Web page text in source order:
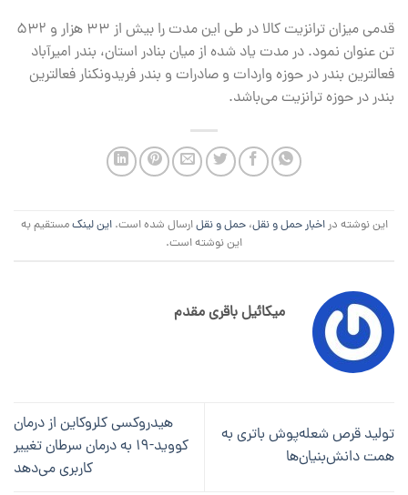
قدمی میزان ترانزیت کالا در طی این مدت را بیش از ۳۳ هزار و ۵۳۲
تن عنوان نمود. در مدت یاد شده از میان بنادر استان، بندر امیرآباد
فعالترین بندر در حوزه واردات و صادرات و بندر فریدونکنار فعالترین
بندر در حوزه ترانزیت می‌باشد.
این نوشته دراخبار حمل و نقل،حمل و نقلارسال شده است.این لینکمستقیم به
این نوشته است.
میکائیل باقری مقدم
تولید قرص شعله‌پوش باتری به
همت دانش‌بنیان‌ها
هیدروکسی کلروکاین از درمان
کووید-۱۹ به درمان سرطان تغییر
کاربری می‌دهد